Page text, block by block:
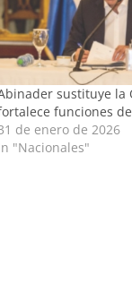
sustituye la
funciones de
de enero de 2026
"Nacionales"